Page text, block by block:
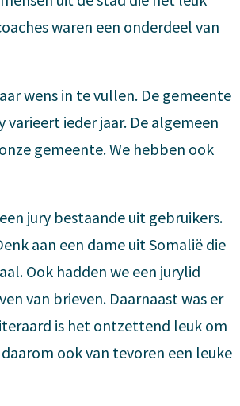
waren een onderdeel van
wens in te vullen. De gemeente
varieert ieder jaar. De algemeen
gemeente. We hebben ook
jury bestaande uit gebruikers.
aan een dame uit Somalië die
Ook hadden we een jurylid
van brieven. Daarnaast was er
is het ontzettend leuk om
ook van tevoren een leuke